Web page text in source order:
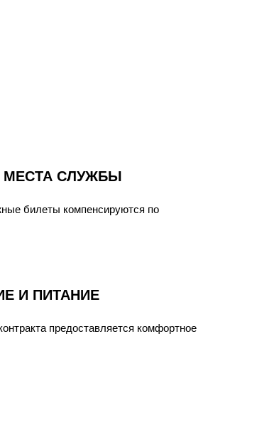
МЕСТА СЛУЖБЫ
билеты компенсируются по
И ПИТАНИЕ
предоставляется комфортное